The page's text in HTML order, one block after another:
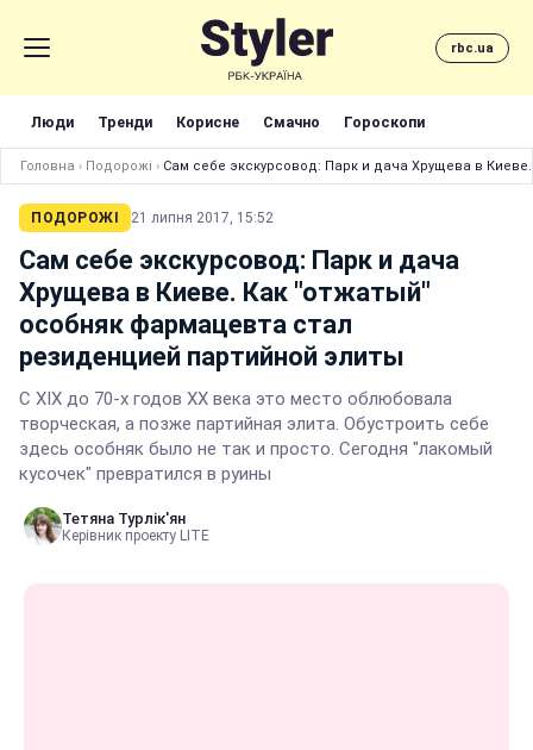
rbc.ua
Люди Тренди Корисне Смачно Гороскопи
Головна › Подорожі › Сам себе экскурсовод: Парк и дача Хрущева в
ПОДОРОЖІ 21 липня 2017, 15:52
Сам себе экскурсовод: Парк и дача
Хрущева в Киеве. Как "отжатый"
особняк фармацевта стал
резиденцией партийной элиты
С ХIХ до 70-х годов ХХ века это место облюбовала
творческая, а позже партийная элита. Обустроить себе
здесь особняк было не так и просто. Сегодня "лакомый
кусочек" превратился в руины
Тетяна Турлік'ян
Керівник проекту LITE